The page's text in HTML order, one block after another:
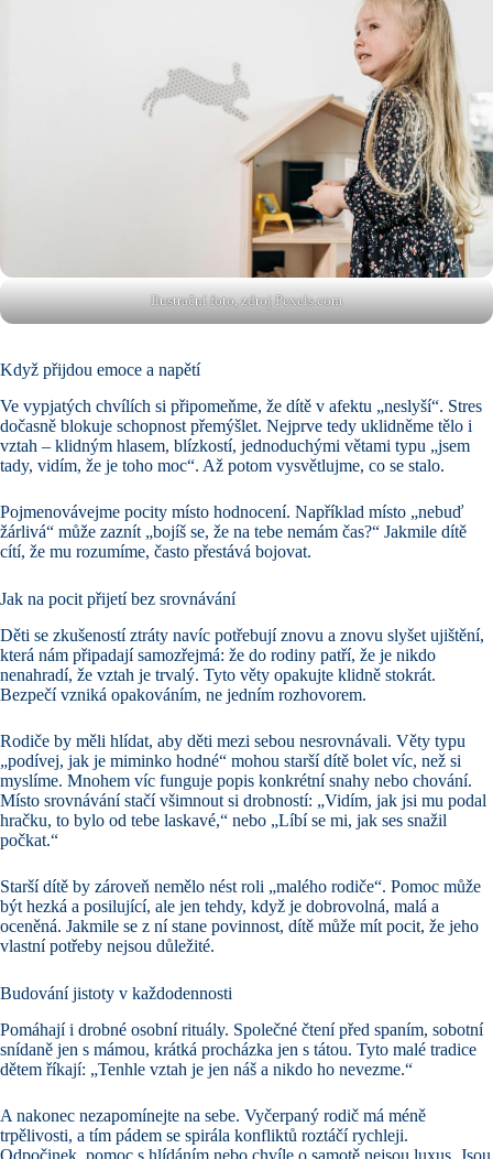
Ilustrační foto, zdroj Pexels.com
Když přijdou emoce a napětí
Ve vypjatých chvílích si připomeňme, že dítě v afektu „neslyší“. Stres
dočasně blokuje schopnost přemýšlet. Nejprve tedy uklidněme tělo i
vztah – klidným hlasem, blízkostí, jednoduchými větami typu „jsem
tady, vidím, že je toho moc“. Až potom vysvětlujme, co se stalo.
Pojmenovávejme pocity místo hodnocení. Například místo „nebuď
žárlivá“ může zaznít „bojíš se, že na tebe nemám čas?“ Jakmile dítě
cítí, že mu rozumíme, často přestává bojovat.
Jak na pocit přijetí bez srovnávání
Děti se zkušeností ztráty navíc potřebují znovu a znovu slyšet ujištění,
která nám připadají samozřejmá: že do rodiny patří, že je nikdo
nenahradí, že vztah je trvalý. Tyto věty opakujte klidně stokrát.
Bezpečí vzniká opakováním, ne jedním rozhovorem.
Rodiče by měli hlídat, aby děti mezi sebou nesrovnávali. Věty typu
„podívej, jak je miminko hodné“ mohou starší dítě bolet víc, než si
myslíme. Mnohem víc funguje popis konkrétní snahy nebo chování.
Místo srovnávání stačí všimnout si drobností: „Vidím, jak jsi mu podal
hračku, to bylo od tebe laskavé,“ nebo „Líbí se mi, jak ses snažil
počkat.“
Starší dítě by zároveň nemělo nést roli „malého rodiče“. Pomoc může
být hezká a posilující, ale jen tehdy, když je dobrovolná, malá a
oceněná. Jakmile se z ní stane povinnost, dítě může mít pocit, že jeho
vlastní potřeby nejsou důležité.
Budování jistoty v každodennosti
Pomáhají i drobné osobní rituály. Společné čtení před spaním, sobotní
snídaně jen s mámou, krátká procházka jen s tátou. Tyto malé tradice
dětem říkají: „Tenhle vztah je jen náš a nikdo ho nevezme.“
A nakonec nezapomínejte na sebe. Vyčerpaný rodič má méně
trpělivosti, a tím pádem se spirála konfliktů roztáčí rychleji.
Odpočinek, pomoc s hlídáním nebo chvíle o samotě nejsou luxus. Jsou